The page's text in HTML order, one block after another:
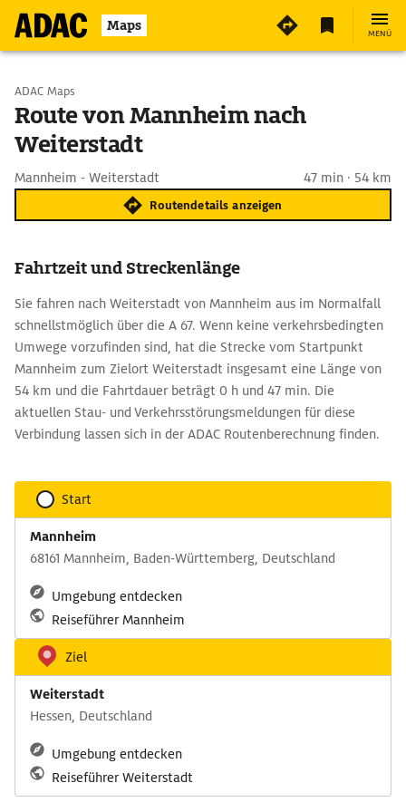
Maps MENÜ
Start wählen
Ziel eingeben
ADAC Maps
Route von Mannheim nach
Weiterstadt
Mannheim - Weiterstadt 47 min · 54 km
Routendetails anzeigen
Fahrtzeit und Streckenlänge
Sie fahren nach Weiterstadt von Mannheim aus im Normalfall
schnellstmöglich über die A 67. Wenn keine verkehrsbedingten
Umwege vorzufinden sind, hat die Strecke vom Startpunkt
Mannheim zum Zielort Weiterstadt insgesamt eine Länge von
54 km und die Fahrtdauer beträgt 0 h und 47 min. Die
aktuellen Stau- und Verkehrsstörungsmeldungen für diese
Verbindung lassen sich in der ADAC Routenberechnung finden.
Start
Mannheim
68161 Mannheim, Baden-Württemberg, Deutschland
Umgebung entdecken
Reiseführer Mannheim
Ziel
Weiterstadt
Hessen, Deutschland
Umgebung entdecken
Reiseführer Weiterstadt